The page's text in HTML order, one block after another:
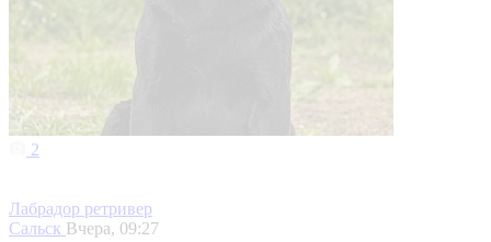
2
Лабрадор ретривер
Сальск Вчера, 09:27